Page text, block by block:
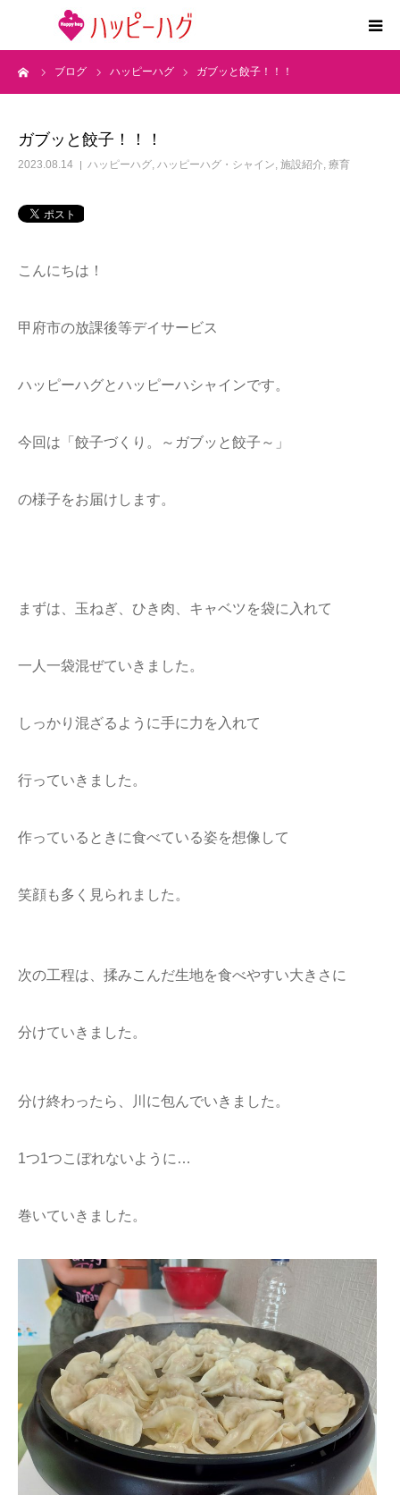
ブログ ハッピーハグ ガブッと餃子！！！
ガブッと餃子！！！
2023.08.14 ハッピーハグ, ハッピーハグ・シャイン, 施設紹介, 療育
こんにちは！
甲府市の放課後等デイサービス
ハッピーハグとハッピーハシャインです。
今回は「餃子づくり。～ガブッと餃子～」
の様子をお届けします。
まずは、玉ねぎ、ひき肉、キャベツを袋に入れて
一人一袋混ぜていきました。
しっかり混ざるように手に力を入れて
行っていきました。
作っているときに食べている姿を想像して
笑顔も多く見られました。
次の工程は、揉みこんだ生地を食べやすい大きさに
分けていきました。
分け終わったら、川に包んでいきました。
1つ1つこぼれないように…
巻いていきました。
2つの特徴
求人情報
運営会社